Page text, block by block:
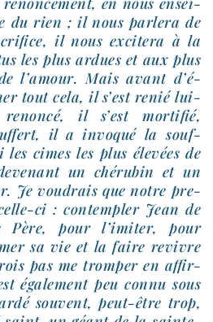
du rien ; il nous par­le­ra de
il nous exci­te­ra à la
les plus ardues et aux plus
l’a­mour. Mais avant d’é­
tout cela, il s’est renié lui-​
il s’est mor­ti­fié,
il a invo­qué la souf­
cimes les plus éle­vées de
un ché­ru­bin et un
Je vou­drais que notre pre­
​ci : contem­pler Jean de
pour l’i­mi­ter, pour
sa vie et la faire revivre
pas me trom­per en affir­
éga­le­ment peu connu sous
sou­vent, peut-​être trop,